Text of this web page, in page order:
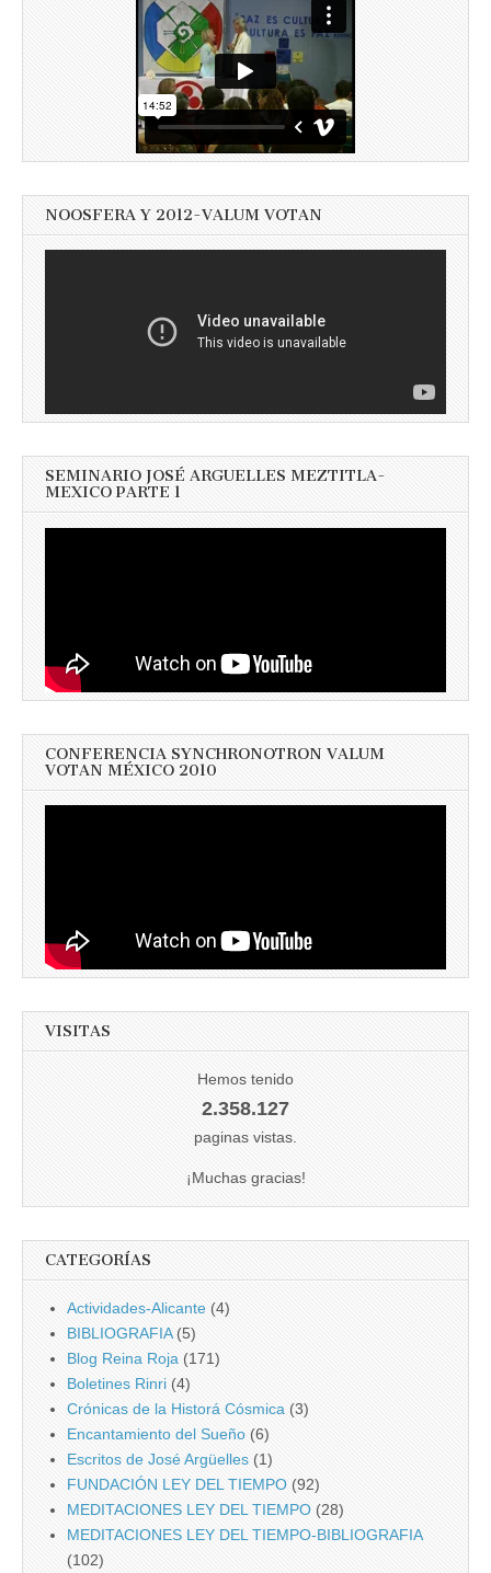
NOOSFERA Y 2012-VALUM VOTAN
SEMINARIO JOSÉ ARGUELLES MEZTITLA-
MEXICO PARTE 1
CONFERENCIA SYNCHRONOTRON VALUM
VOTAN MÉXICO 2010
VISITAS
Hemos tenido
2.358.127
paginas vistas.
¡Muchas gracias!
CATEGORÍAS
Actividades-Alicante (4)
BIBLIOGRAFIA(5)
Blog Reina Roja (171)
Boletines Rinri (4)
Crónicas de la Historá Cósmica (3)
Encantamiento del Sueño (6)
Escritos de José Argüelles (1)
FUNDACIÓN LEY DEL TIEMPO (92)
MEDITACIONES LEY DEL TIEMPO (28)
MEDITACIONES LEY DEL TIEMPO-BIBLIOGRAFIA
(102)